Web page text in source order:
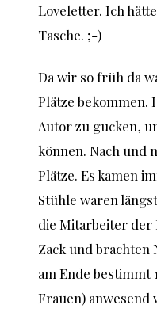
Loveletter. Ich
Tasche. ;-)
Da wir so früh da
Plätze bekommen.
Autor zu gucken,
können. Nach und
Plätze. Es kamen
Stühle waren
die Mitarbeiter der
Zack und brachten
am Ende bestimmt
Frauen) anwesend